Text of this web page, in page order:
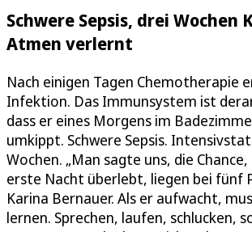
Schwere Sepsis, drei Wochen
Atmen verlernt
Nach einigen Tagen Chemotherapie
Infektion. Das Immunsystem ist
dass er eines Morgens im
umkippt. Schwere Sepsis.
Wochen. „Man sagte uns, die Chance,
erste Nacht überlebt, liegen bei fünf
Karina Bernauer. Als er aufwacht,
lernen. Sprechen, laufen, schlucken,